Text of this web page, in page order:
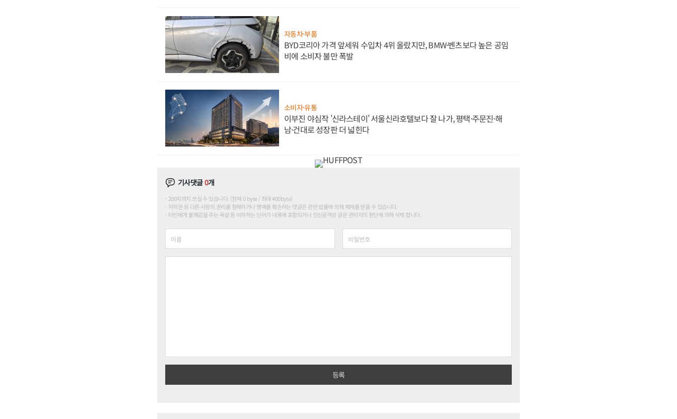
자동차·부품
BYD코리아 가격 앞세워 수입차 4위 올랐지만, BMW·벤츠보다 높은 공임
비에 소비자 불만 폭발
소비자·유통
이부진 야심작 '신라스테이' 서울신라호텔보다 잘 나가, 평택·주문진·해
남·건대로 성장판 더 넓힌다
기사댓글0개
200자까지 쓰실 수 있습니다. (현재 0 byte / 최대 400byte)
저작권 등 다른 사람의 권리를 침해하거나 명예를 훼손하는 댓글은 관련 법률에 의해 제재를 받을 수 있습니다.
타인에게 불쾌감을 주는 욕설 등 비하하는 단어가 내용에 포함되거나 인신공격성 글은 관리자의 판단에 의해 삭제 합니다.